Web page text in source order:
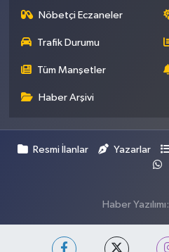
Nöbetçi Eczaneler
Trafik Durumu
Tüm Manşetler
Haber Arşivi
Resmi İlanlar Yazarlar
Haber Yazılımı: